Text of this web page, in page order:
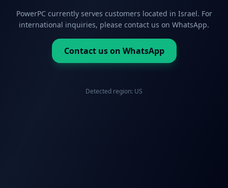
PowerPC currently serves customers located in Israel. For
international inquiries, please contact us on WhatsApp.
Contact us on WhatsApp
Detected region: US